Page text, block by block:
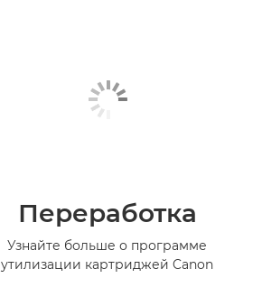
Переработка
Узнайте больше о программе
утилизации картриджей Canon